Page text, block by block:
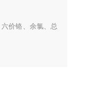
价铬、余氯、总